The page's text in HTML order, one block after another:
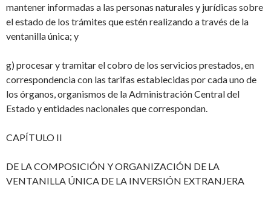
mantener informadas a las personas naturales y jurídicas sobre
el estado de los trámites que estén realizando através de la
ventanilla única; y
g) procesar y tramitar el cobro de los servicios prestados, en
correspondencia con las tarifas establecidas por cada uno de
los órganos, organismos de la Administración Centraldel
Estado y entidades nacionales que correspondan.
CAPÍTULO II
DE LA COMPOSICIÓN Y ORGANIZACIÓN DE LA
VENTANILLA ÚNICA DE LA INVERSIÓN EXTRANJERA